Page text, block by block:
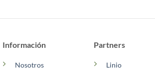
Información
Nosotros
Partners
Linio